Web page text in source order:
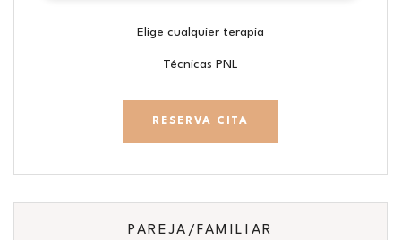
Elige cualquier terapia
Técnicas PNL
RESERVA CITA
PAREJA/FAMILIAR